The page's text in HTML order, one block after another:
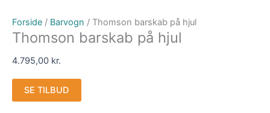
Forside / Barvogn / Thomson barskab på hjul
Thomson barskab på hjul
4.795,00 kr.
SE TILBUD